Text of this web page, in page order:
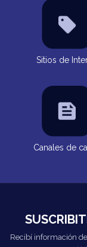
Sitios de
Canales de
Recibí información